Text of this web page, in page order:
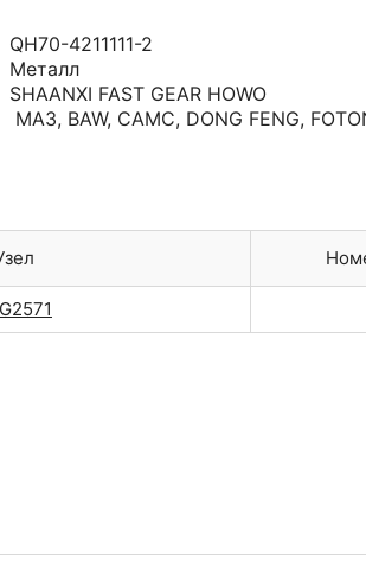
QH70-4211111-2
Металл
SHAANXI FAST GEAR HOWO
МАЗ, BAW, CAMC, DONG FENG,